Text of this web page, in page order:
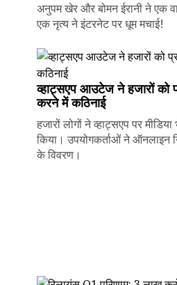
अनुपम खेर और बोमन ईरानी ने एक
एक नृत्य ने इंटरनेट पर धूम मचाई!
व्हाट्सएप आउटेज ने हजारों को
करने में कठिनाई
हजारों लोगों ने व्हाट्सएप पर
किया। उपयोगकर्ताओं ने ऑनलाइन
के विवरण।